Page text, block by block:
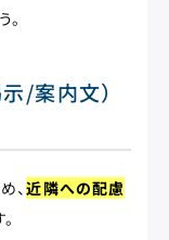
/案内文）
、近隣への配慮